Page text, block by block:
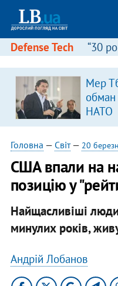
Defense Tech “30
Мер
обман
НАТО
Головна — Світ— 20
США впали на
позицію у
Найщасливіші
минулих років,
Андрій Лобанов